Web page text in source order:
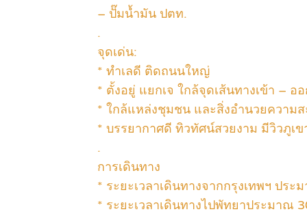
– ปั๊มน้ำมัน ปตท.
.
จุดเด่น:
* ทำเลดี ติดถนนใหญ่
* ตั้งอยู่ แยกเจ ใกล้จุดเส้นทางเข้า – อ
* ใกล้แหล่งชุมชน และสิ่งอำนวยความ
* บรรยากาศดี ทิวทัศน์สวยงาม มีวิวภูเข
.
การเดินทาง
* ระยะเวลาเดินทางจากกรุงเทพฯ ประ
* ระยะเวลาเดินทางไปพัทยาประมาณ